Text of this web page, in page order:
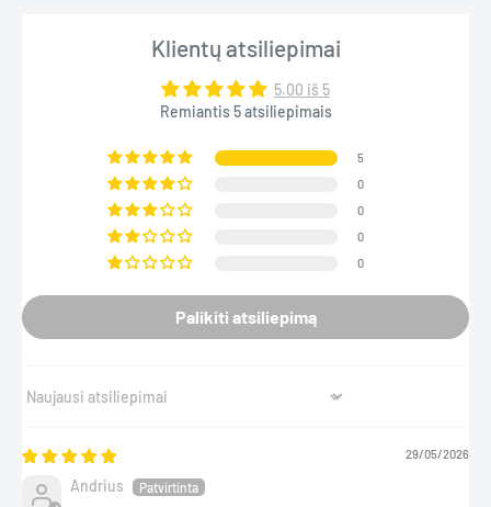
Klientų atsiliepimai
5.00 iš 5
Remiantis 5 atsiliepimais
5
0
0
0
0
Palikiti atsiliepimą
Sort by
29/05/2026
Andrius